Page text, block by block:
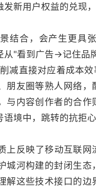
新用户权益的兑现
结合，会产生更具
从"看到广告→记住
减直接对应着成本
朋友圈等熟人网络
与内容创作者的合
境中，跳转的抗拒
上反映了移动互联
城河构建的封闭生
解这些技术接口的